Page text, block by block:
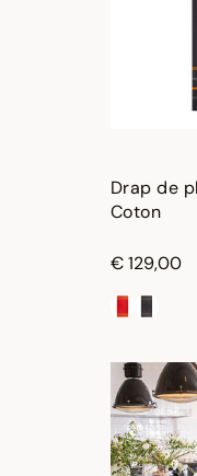
Drap de
Coton
€ 129,00